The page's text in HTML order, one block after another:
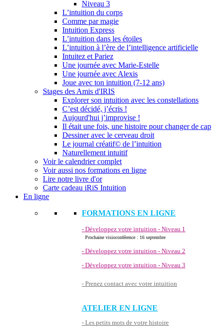
Niveau 3
L’intuition du corps
Comme par magie
Intuition Express
L’intuition dans les étoiles
L’intuition à l’ère de l’intelligence artificielle
Intuitez et Pariez
Une journée avec Marie-Estelle
Une journée avec Alexis
Joue avec ton intuition (7-12 ans)
Stages des Amis d'IRIS
Explorer son intuition avec les constellations
C’est décidé, j’écris !
Aujourd'hui j’improvise !
Il était une fois, une histoire pour changer de cap
Dessiner avec le cerveau droit
Le journal créatif© de l’intuition
Naturellement intuitif
Voir le calendrier complet
Voir aussi nos formations en ligne
Lire notre livre d'or
Carte cadeau iRiS Intuition
En ligne
FORMATIONS EN LIGNE
- Développez votre intuition - Niveau 1
Prochaine visioconférence : 16 septembre
- Développez votre intuition - Niveau 2
- Développez votre intuition - Niveau 3
- Prenez contact avec votre intuition
ATELIER EN LIGNE
- Les petits mots de votre histoire